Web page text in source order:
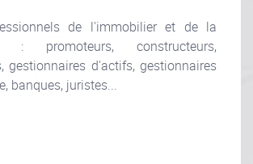
de l'immobilier et de la
: promoteurs, constructeurs,
gestionnaires d'actifs, gestionnaires
banques, juristes...